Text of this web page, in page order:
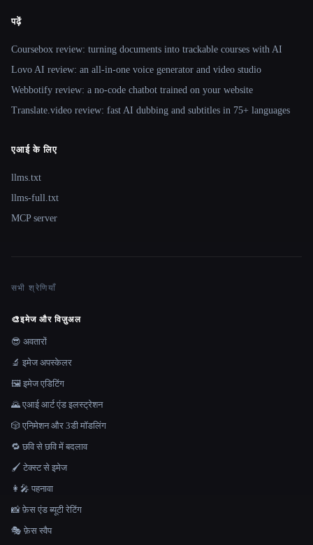
पढ़ें
Coursebox review: turning documents into trackable courses with AI
Lovo AI review: an all-in-one voice generator and video studio
Webbotify review: a no-code chatbot trained on your website
Translate.video review: fast AI dubbing and subtitles in 75+ languages
एआई के लिए
llms.txt
llms-full.txt
MCP server
सभी श्रेणियाँ
🎨इमेज और विज़ुअल
😎 अवतारों
🔬 इमेज अपस्केलर
🖼️ इमेज एडिटिंग
🌄 एआई आर्ट एंड इलस्ट्रेशन
🎲 एनिमेशन और 3डी मॉडलिंग
🔁 छवि से छवि में बदलाव
🖌️ टेक्स्ट से इमेज
👩‍🎤 पहनावा
📸 फ़ेस एंड ब्यूटी रेटिंग
🎭 फ़ेस स्वैप